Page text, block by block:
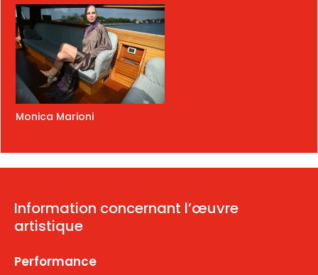
Monica Marioni
Information concernant l’œuvre
artistique
Performance